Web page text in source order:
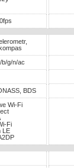
b/g/n/ac
BDS
Wi-Fi
Fi
LE